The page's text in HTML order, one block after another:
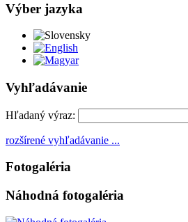
Výber jazyka
Slovensky
Magyar
Vyhľadávanie
Hľadaný výraz:
rozšírené vyhľadávanie ...
Fotogaléria
Náhodná fotogaléria